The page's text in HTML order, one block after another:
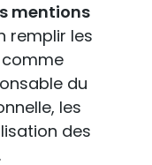
mentions
remplir les
du
les
des